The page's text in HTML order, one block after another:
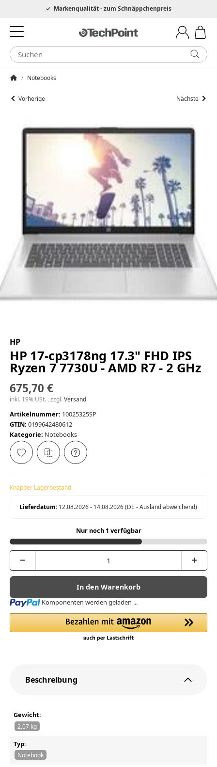
Hotline 0049 6205 3079975Markenqualität - zum Schnäppchenpreis
/ Notebooks
Vorherige Nächste
HP
HP 17-cp3178ng 17.3" FHD IPS
Ryzen 7 7730U - AMD R7 - 2 GHz
675,70 €
inkl. 19% USt. , zzgl.Versand
Artikelnummer: 10025325SP
GTIN: 0199642480612
Kategorie: Notebooks
Knapper Lagerbestand
Lieferdatum: 12.08.2026 - 14.08.2026(DE - Ausland abweichend)
Nur noch 1 verfügbar
In den Warenkorb
Loading... Komponenten werden geladen ...
Beschreibung
Gewicht:
2,07 kg
Typ:
Notebook